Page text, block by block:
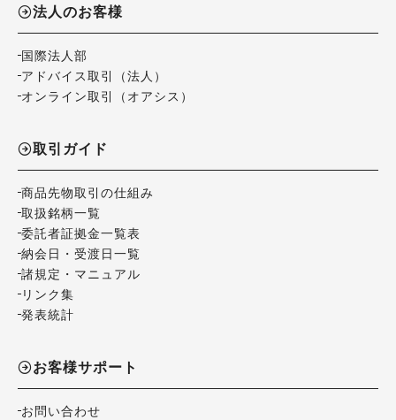
法人のお客様
国際法人部
アドバイス取引（法人）
オンライン取引（オアシス）
取引ガイド
商品先物取引の仕組み
取扱銘柄一覧
委託者証拠金一覧表
納会日・受渡日一覧
諸規定・マニュアル
リンク集
発表統計
お客様サポート
お問い合わせ